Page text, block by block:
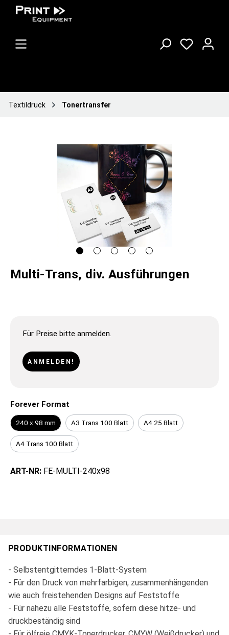
Textildruck Tonertransfer
Multi-Trans, div. Ausführungen
Für Preise bitte anmelden.
ANMELDEN!
Forever Format
240 x 98 mm A3 Trans 100 Blatt A4 25 Blatt
A4 Trans 100 Blatt
ART-NR: FE-MULTI-240x98
PRODUKTINFORMATIONEN
- Selbstentgitterndes 1-Blatt-System
- Für den Druck von mehrfarbigen, zusammenhängenden
wie auch freistehenden Designs auf Feststoffe
- Für nahezu alle Feststoffe, sofern diese hitze- und
druckbeständig sind